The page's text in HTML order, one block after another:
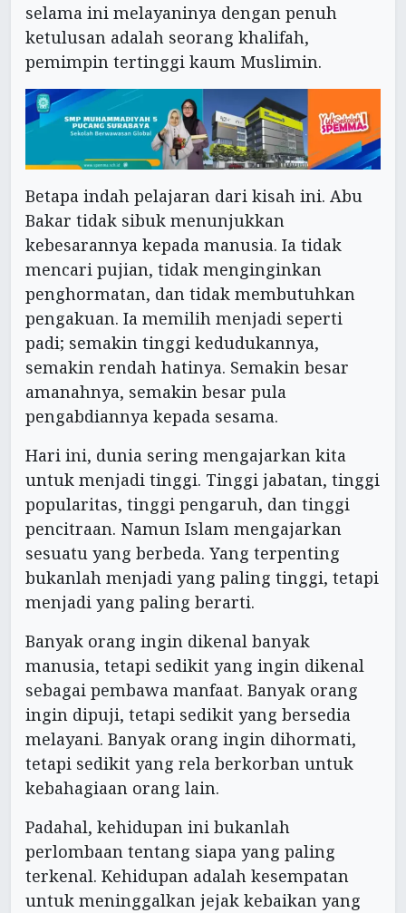
selama ini melayaninya dengan penuh
ketulusan adalah seorang khalifah,
pemimpin tertinggi kaum Muslimin.
Betapa indah pelajaran dari kisah ini. Abu
Bakar tidak sibuk menunjukkan
kebesarannya kepada manusia. Ia tidak
mencari pujian, tidak menginginkan
penghormatan, dan tidak membutuhkan
pengakuan. Ia memilih menjadi seperti
padi; semakin tinggi kedudukannya,
semakin rendah hatinya. Semakin besar
amanahnya, semakin besar pula
pengabdiannya kepada sesama.
Hari ini, dunia sering mengajarkan kita
untuk menjadi tinggi. Tinggi jabatan, tinggi
popularitas, tinggi pengaruh, dan tinggi
pencitraan. Namun Islam mengajarkan
sesuatu yang berbeda. Yang terpenting
bukanlah menjadi yang paling tinggi, tetapi
menjadi yang paling berarti.
Banyak orang ingin dikenal banyak
manusia, tetapi sedikit yang ingin dikenal
sebagai pembawa manfaat. Banyak orang
ingin dipuji, tetapi sedikit yang bersedia
melayani. Banyak orang ingin dihormati,
tetapi sedikit yang rela berkorban untuk
kebahagiaan orang lain.
Padahal, kehidupan ini bukanlah
perlombaan tentang siapa yang paling
terkenal. Kehidupan adalah kesempatan
untuk meninggalkan jejak kebaikan yang